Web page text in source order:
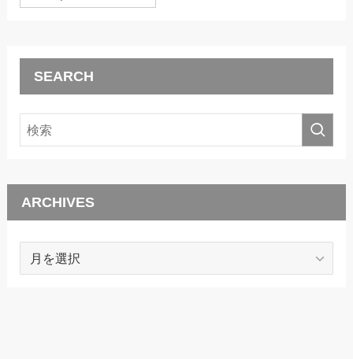
SEARCH
ARCHIVES
ARCHIVES